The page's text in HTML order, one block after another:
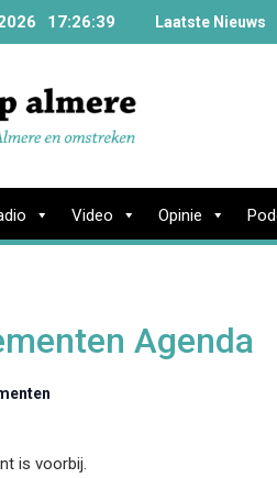
17:26:40 Laatste Nieuws
Video Opinie
Agenda
is voorbij.